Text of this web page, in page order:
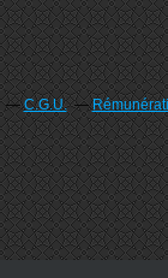
C.G.U.